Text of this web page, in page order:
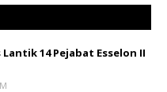
14 Pejabat Esselon II